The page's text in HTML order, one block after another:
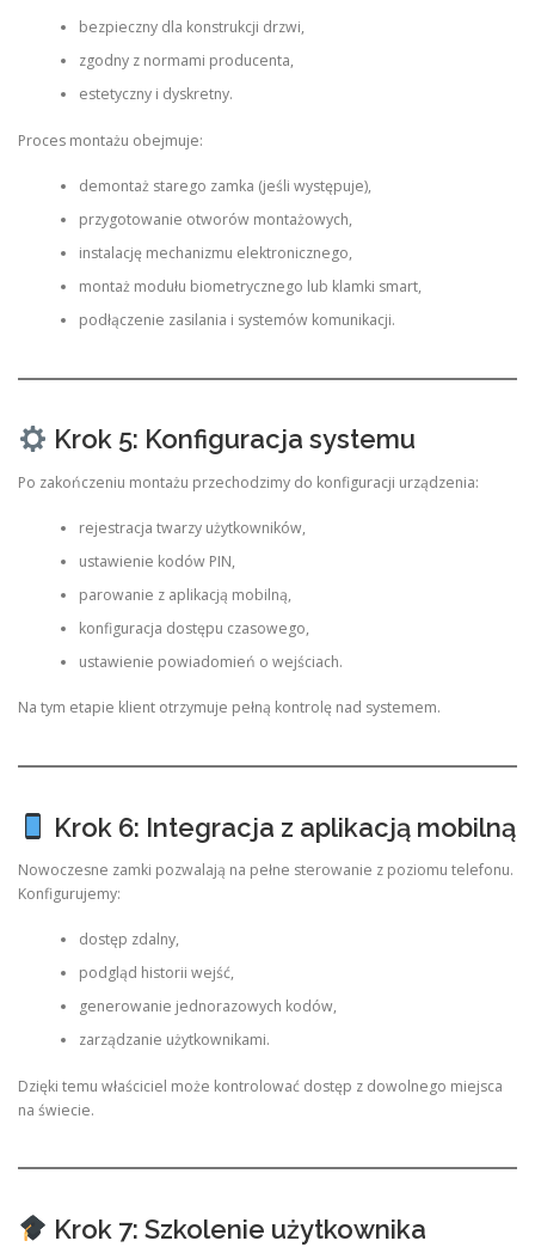
bezpieczny dla konstrukcji drzwi,
zgodny z normami producenta,
estetyczny i dyskretny.
Proces montażu obejmuje:
demontaż starego zamka (jeśli występuje),
przygotowanie otworów montażowych,
instalację mechanizmu elektronicznego,
montaż modułu biometrycznego lub klamki smart,
podłączenie zasilania i systemów komunikacji.
Krok 5: Konfiguracja systemu
Po zakończeniu montażu przechodzimy do konfiguracji urządzenia:
rejestracja twarzy użytkowników,
ustawienie kodów PIN,
parowanie z aplikacją mobilną,
konfiguracja dostępu czasowego,
ustawienie powiadomień o wejściach.
Na tym etapie klient otrzymuje pełną kontrolę nad systemem.
Krok 6: Integracja z aplikacją mobilną
Nowoczesne zamki pozwalają na pełne sterowanie z poziomu telefonu.
Konfigurujemy:
dostęp zdalny,
podgląd historii wejść,
generowanie jednorazowych kodów,
zarządzanie użytkownikami.
Dzięki temu właściciel może kontrolować dostęp z dowolnego miejsca
na świecie.
Krok 7: Szkolenie użytkownika